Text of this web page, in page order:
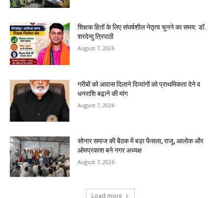
शिक्षक हितों के लिए संघर्षशील नेतृत्व चुनने का समय: डॉ.
शरदेन्दु त्रिपाठी
August 7, 2026
गरीबों को आवास दिलाने दिव्यांगों को प्राथमिकता देने व
धनराशि बढ़ाने की मांग
August 7, 2026
सोनार समाज की बैठक में बड़ा फैसला, राजू, आलोक और
ओमप्रकाश बने नगर अध्यक्ष
August 7, 2026
Load more